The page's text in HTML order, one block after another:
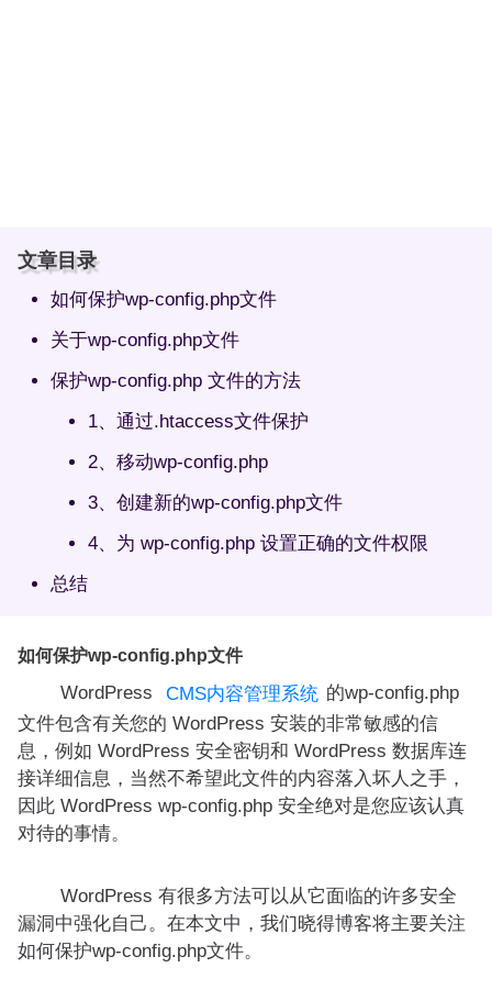
文章目录
如何保护wp-config.php文件
关于wp-config.php文件
保护wp-config.php 文件的方法
1、通过.htaccess文件保护
2、移动wp-config.php
3、创建新的wp-config.php文件
4、为 wp-config.php 设置正确的文件权限
总结
如何保护wp-config.php文件
WordPress CMS内容管理系统 的wp-config.php
文件包含有关您的 WordPress 安装的非常敏感的信
息，例如 WordPress 安全密钥和 WordPress 数据库连
接详细信息，当然不希望此文件的内容落入坏人之手，
因此 WordPress wp-config.php 安全绝对是您应该认真
对待的事情。
WordPress 有很多方法可以从它面临的许多安全
漏洞中强化自己。在本文中，我们晓得博客将主要关注
如何保护wp-config.php文件。